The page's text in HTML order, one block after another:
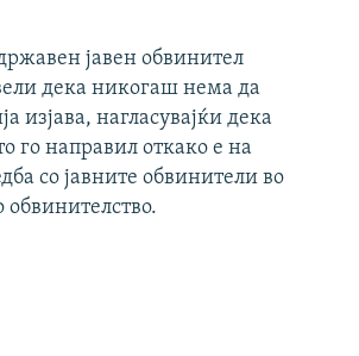
јавен обвинител
дека никогаш нема да
изјава, нагласувајќи дека
го направил откако е на
со јавните обвинители во